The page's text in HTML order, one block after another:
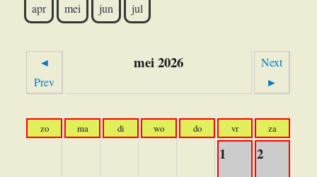
apr mei jun jul
◄
Prev
mei 2026
Next
►
zo ma di wo do vr za
1 2